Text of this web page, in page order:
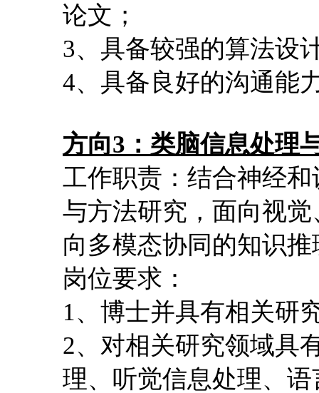
论文；
3、具备较强的算法设
4、具备良好的沟通能
方向3：类脑信息处理
工作职责：结合神经
与方法研究，面向视
向多模态协同的知识
岗位要求：
1、博士并具有相关研
2、对相关研究领域具
理、听觉信息处理、